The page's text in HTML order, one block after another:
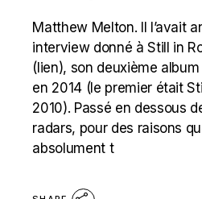
Matthew Melton. Il l’avait
interview donné à Still in
(lien), son deuxième
en 2014 (le premier était
2010). Passé en dessous
radars, pour des raisons
absolument t